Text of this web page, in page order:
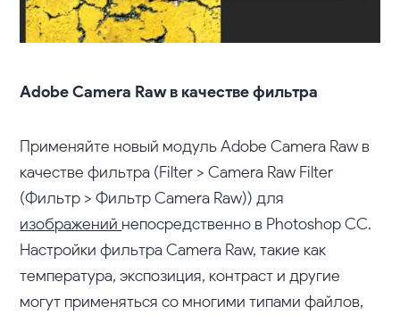
Adobe Camera Raw в качестве фильтра
Применяйте новый модуль Adobe Camera Raw в
качестве фильтра (Filter > Camera Raw Filter
(Фильтр > Фильтр Camera Raw)) для
изображений непосредственно в Photoshop CC.
Настройки фильтра Camera Raw, такие как
температура, экспозиция, контраст и другие
могут применяться со многими типами файлов,